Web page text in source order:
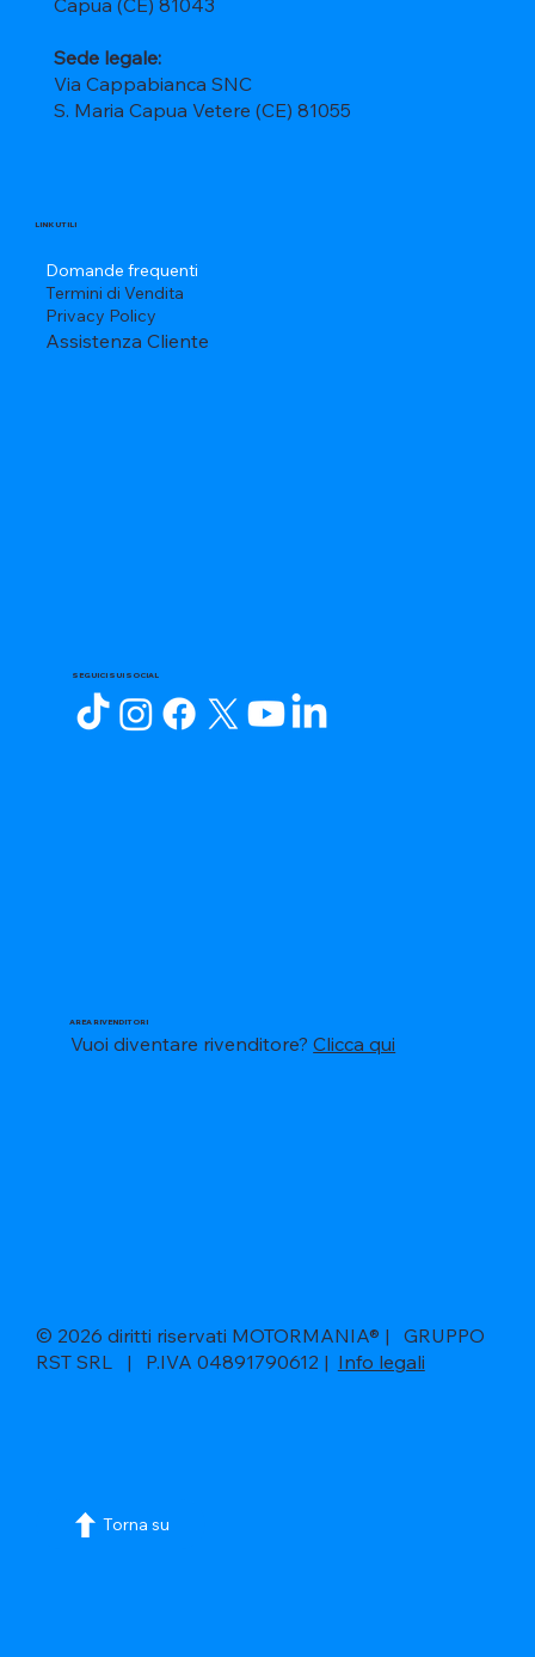
Sede legale:
Via Cappabianca SNC
S. Maria Capua Vetere (CE) 81055
LINK UTILI
Domande frequenti
Termini di Vendita
Privacy Policy
Assistenza Cliente
SEGUICI SUI SOCIAL
AREA RIVENDITORI
Vuoi diventare rivenditore?Clicca qui
© 2026 diritti riservati MOTORMANIA® | GRUPPO
RST SRL | P.IVA 04891790612 | Info legali
Torna su